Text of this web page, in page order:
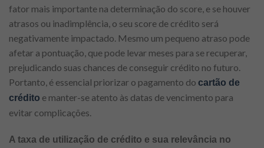
fator mais importante na determinação do score, e se houver
atrasos ou inadimplência, o seu score de crédito será
negativamente impactado. Mesmo um pequeno atraso pode
afetar a pontuação, que pode levar meses para se recuperar,
prejudicando suas chances de conseguir crédito no futuro.
Portanto, é essencial priorizar o pagamento do cartão de
crédito e manter-se atento às datas de vencimento para
evitar complicações.
A taxa de utilização de crédito e sua relevância no